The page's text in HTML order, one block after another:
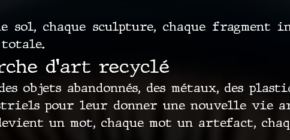
sol, chaque sculpture, chaque fragment
d’art recyclé
objets abandonnés, des métaux, des
pour leur donner une nouvelle vie
un mot, chaque mot un artefact,